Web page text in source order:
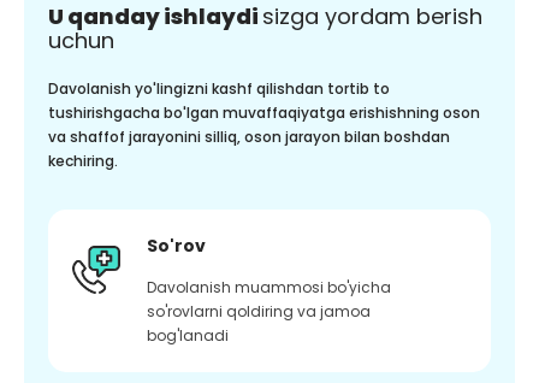
U qanday ishlaydi sizga yordam berish
uchun
Davolanish yo'lingizni kashf qilishdan tortib to
tushirishgacha bo'lgan muvaffaqiyatga erishishning oson
va shaffof jarayonini silliq, oson jarayon bilan boshdan
kechiring.
So'rov
Davolanish muammosi bo'yicha
so'rovlarni qoldiring va jamoa
bog'lanadi